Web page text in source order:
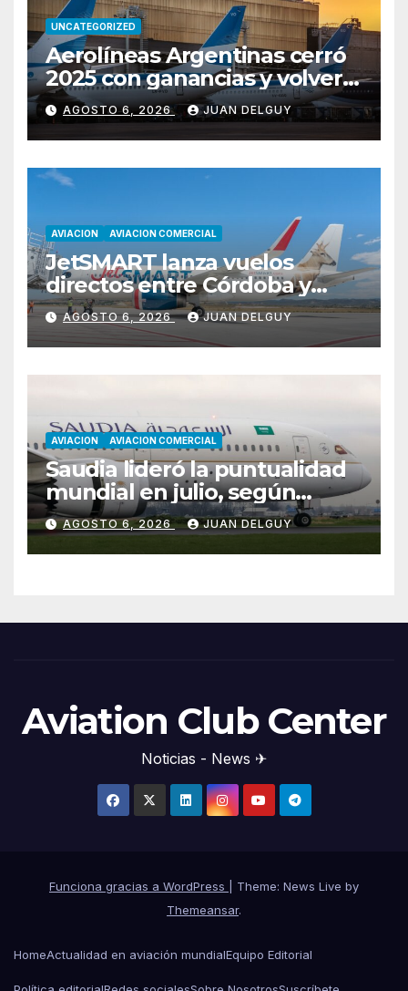
UNCATEGORIZED
Aerolíneas Argentinas cerró
2025 con ganancias y volverá
a pagar impuesto a las
ganancias
AGOSTO 6, 2026 JUAN DELGUY
AVIACION AVIACION COMERCIAL
JetSMART lanza vuelos
directos entre Córdoba y
Florianópolis
AGOSTO 6, 2026 JUAN DELGUY
AVIACION AVIACION COMERCIAL
Saudia lideró la puntualidad
mundial en julio, según
Cirium
AGOSTO 6, 2026 JUAN DELGUY
Aviation Club Center
Noticias - News ✈
Funciona gracias a WordPress
Theme: News Live by
Themeansar.
HomeActualidad en aviación mundialEquipo Editorial